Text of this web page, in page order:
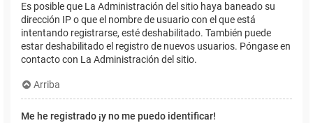
Es posible que La Administración del sitio haya baneado su
dirección IP o que el nombre de usuario con el que está
intentando registrarse, esté deshabilitado. También puede
estar deshabilitado el registro de nuevos usuarios. Póngase en
contacto con La Administración del sitio.
Arriba
Me he registrado ¡y no me puedo identificar!